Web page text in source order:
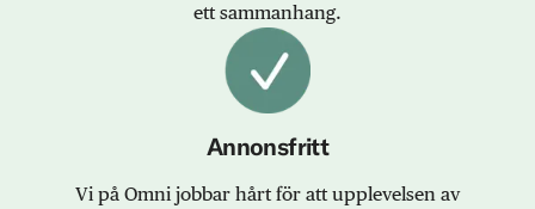
ett sammanhang.
Annonsfritt
Vi på Omni jobbar hårt för att upplevelsen av